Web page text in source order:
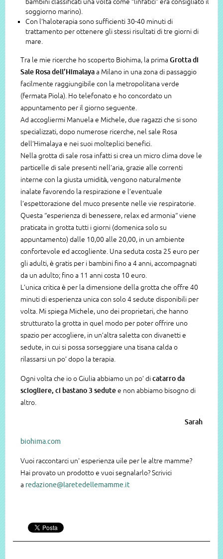
soggiorno marino).
Con l’haloterapia sono sufficienti 30-40 minuti di
trattamento per ottenere gli stessi risultati di tre giorni di
mare.
Tra le mie ricerche ho scoperto Biohima, la prima Grotta di
Sale Rosa dell’Himalayaa Milano in una zona di passaggio
facilmente raggiungibile con la metropolitana verde
(fermata Piola). Ho telefonato e ho concordato un
appuntamento per il giorno seguente.
Ad accogliermi Manuela e Michele, due ragazzi che si sono
specializzati, dopo numerose ricerche, nel sale Rosa
dell’Himalaya e nei suoi molteplici benefici.
Nella grotta di sale rosa infatti si crea un micro clima dove le
particelle di sale presenti nell’aria, grazie alle correnti
interne con la giusta umidità, vengono naturalmente
inalate favorendo la respirazione e l’eventuale
l’espettorazione del muco presente nelle vie respiratorie.
Questa “esperienza di benessere, relax ed armonia“ viene
praticata in grotta tutti i giorni (domenica solo su
appuntamento) dalle 10,00 alle 20,00, in un ambiente
confortevole ed accogliente. Una seduta costa 25 euro per
gli adulti, è gratis per i bambini fino a 4 anni, accompagnati
da un adulto; fino a 11 anni costa 10 euro.
L’unica critica è per la dimensione della grotta che offre 40
minuti di esperienza unica con solo 4 sedute disponibili per
volta. Mi spiega Michele, uno dei proprietari, che hanno
strutturato la grotta in quel modo per poter offrire uno
spazio per accogliere, in un’altra saletta con divanetti e
sedute, in cui si possa sorseggiare una tisana calda o
rilassarsi un po’ dopo la terapia.
Ogni volta che io o Giulia abbiamo un po’ dicatarro da
sciogliere, ci bastano 3 sedutee non abbiamo bisogno di
altro.
Sarah
biohima.com
Vuoi raccontarci un' esperienza uile per le altre mamme?
Hai provato un prodotto e vuoi segnalarlo? Scrivici
a redazione@laretedellemamme.it